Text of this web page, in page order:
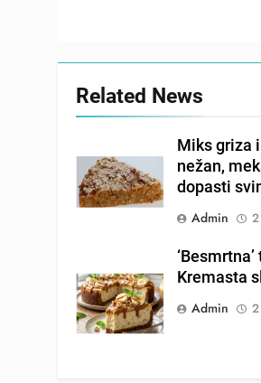
Related News
Miks griza
nežan,
dopasti
Admin
Kremasta
Admin